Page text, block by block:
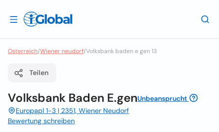
Osterreich/Wiener neudorf/Volksbank baden e gen 13
Teilen
Volksbank Baden E.genUnbeansprucht
Europapl 1-3 | 2351, Wiener Neudorf
Bewertung schreiben